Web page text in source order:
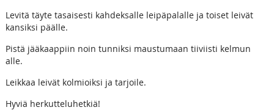
Levitä täyte tasaisesti kahdeksalle leipäpalalle ja toiset leivät
kansiksi päälle.
Pistä jääkaappiin noin tunniksi maustumaan tiiviisti kelmun
alle.
Leikkaa leivät kolmioiksi ja tarjoile.
Hyviä herkutteluhetkiä!